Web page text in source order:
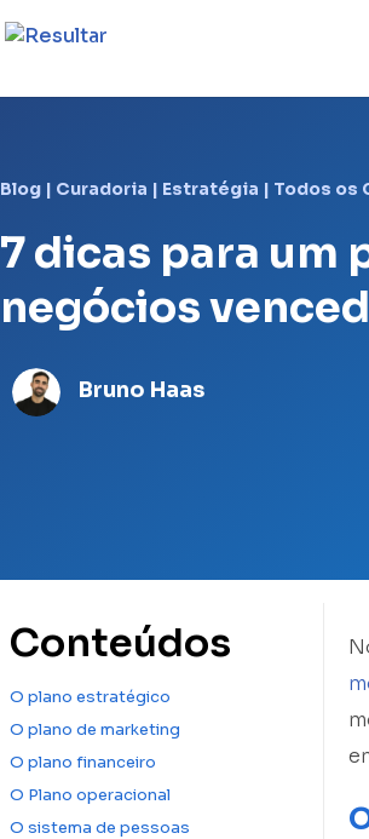
Blog | Curadoria | Estratégia | Todos os
7 dicas para um
negócios
Bruno Haas
Conteúdos
O plano estratégico
O plano de marketing
O plano financeiro
O Plano operacional
O sistema de pessoas